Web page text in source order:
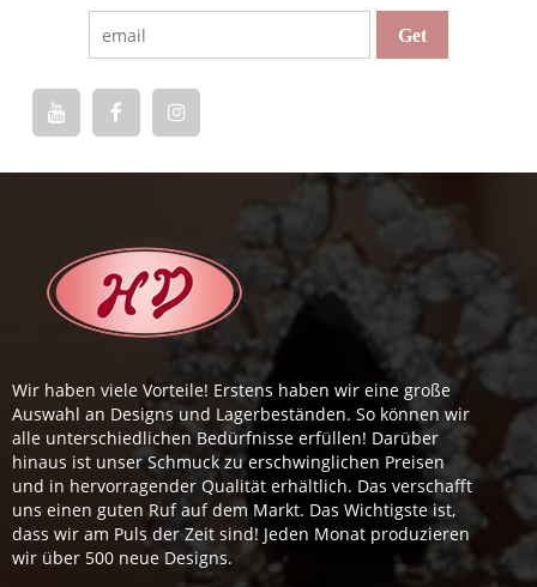
Wir haben viele Vorteile! Erstens haben wir eine große
Auswahl an Designs und Lagerbeständen. So können wir
alle unterschiedlichen Bedürfnisse erfüllen! Darüber
hinaus ist unser Schmuck zu erschwinglichen Preisen
und in hervorragender Qualität erhältlich. Das verschafft
uns einen guten Ruf auf dem Markt. Das Wichtigste ist,
dass wir am Puls der Zeit sind! Jeden Monat produzieren
wir über 500 neue Designs.